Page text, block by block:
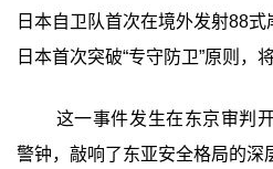
日本自卫队首次在境外发射88
日本首次突破“专守防卫”原则，
这一事件发生在东京审判
警钟，敲响了东亚安全格局的深